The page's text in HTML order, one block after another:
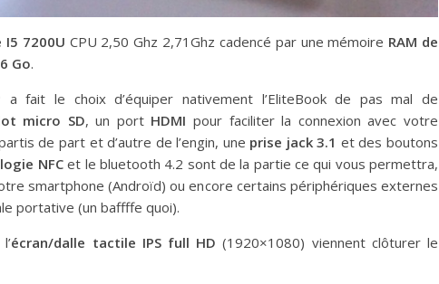
7200U CPU 2,50 Ghz 2,71Ghz cadencé par une mémoire RAM de
Go.
fait le choix d’équiper nativement l’EliteBook de pas mal de
micro SD, un port HDMI pour faciliter la connexion avec votre
de part et d’autre de l’engin, une prise jack 3.1 et des boutons
NFCet le bluetooth 4.2 sont de la partie ce qui vous permettra,
smartphone (Androïd) ou encore certains périphériques externes
portative (un baffffe quoi).
écran/dalle tactile IPS full HD (1920×1080) viennent clôturer le